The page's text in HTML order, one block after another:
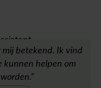
mij betekend. Ik vind
kunnen helpen om